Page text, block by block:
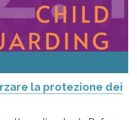
la protezione dei